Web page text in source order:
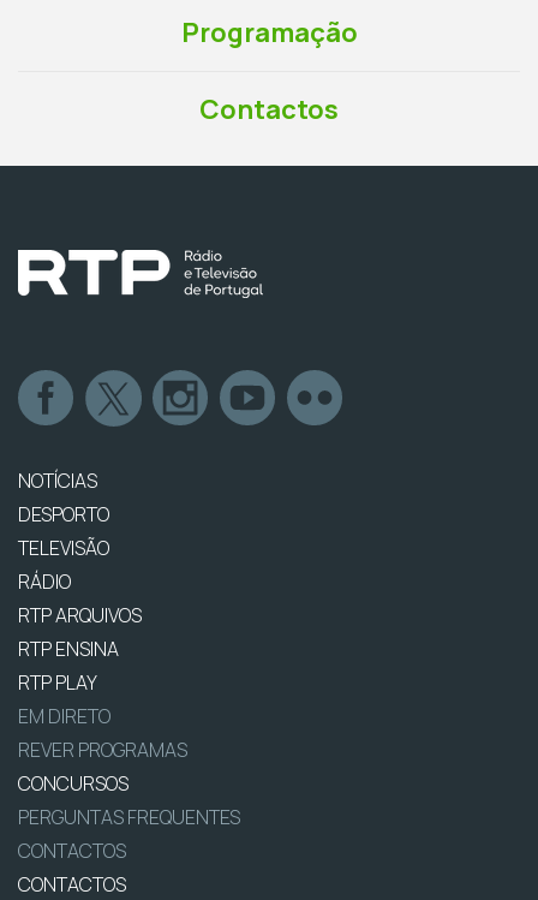
Programação
Contactos
NOTÍCIAS
DESPORTO
TELEVISÃO
RÁDIO
RTP ARQUIVOS
RTP ENSINA
RTP PLAY
EM DIRETO
REVER PROGRAMAS
CONCURSOS
PERGUNTAS FREQUENTES
CONTACTOS
CONTACTOS